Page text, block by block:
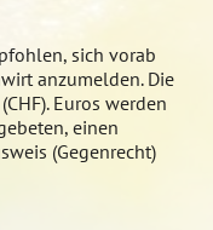
sich vorab
anzumelden. Die
Euros werden
einen
(Gegenrecht)